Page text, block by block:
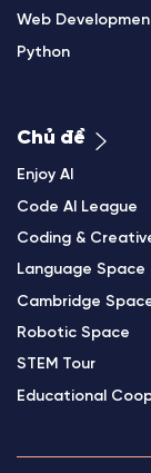
Web
Python
Chủ đề
Enjoy AI
Code AI League
Coding &
Language Space
Cambridge
Robotic Space
STEM Tour
Educational